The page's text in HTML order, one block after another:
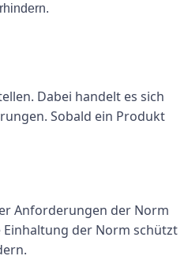
Dabei handelt es sich
Sobald ein Produkt
Anforderungen der Norm
der Norm schützt